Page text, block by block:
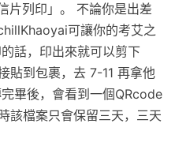
片列印」。 不論你是出差
可讓你的考艾之
話，印出來就可以剪下
貼到包裹，去 7-11 再拿他
畢後，會看到一個QRcode
該檔案只會保留三天，三天